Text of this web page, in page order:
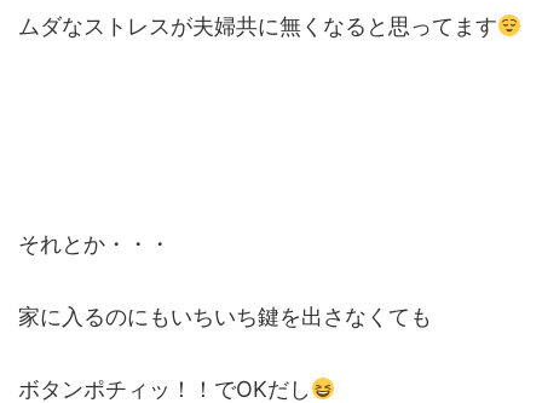
ムダなストレスが夫婦共に無くなると思ってます
それとか・・・
家に入るのにもいちいち鍵を出さなくても
ボタンポチィッ！！でOKだし